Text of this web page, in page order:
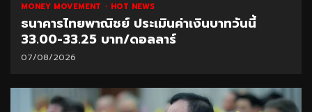
MONEY MOVEMENT HOT NEWS
ธนาคารไทยพาณิชย์ ประเมินค่าเงินบาทวันนี้
33.00-33.25 บาท/ดอลลาร์
07/08/2026